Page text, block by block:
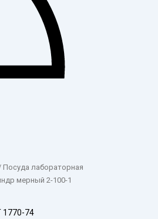
Посуда лабораторная
мерный 2-100-1
1770-74